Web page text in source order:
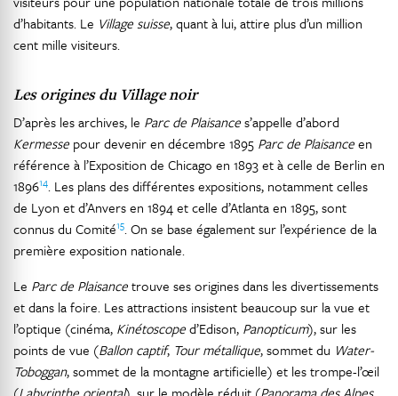
d’habitants. Le Village suisse, quant à lui, attire plus d’un million
cent mille visiteurs.
Les origines du Village noir
D’après les archives, le Parc de Plaisances’appelle d’abord
Kermesse pour devenir en décembre 1895 Parc de Plaisanceen
référence à l’Exposition de Chicago en 1893 et à celle de Berlin en
189614. Les plans des différentes expositions, notamment celles
de Lyon et d’Anvers en 1894 et celle d’Atlanta en 1895, sont
connus du Comité15. On se base également sur l’expérience de la
première exposition nationale.
Le Parc de Plaisancetrouve ses origines dans les divertissements
et dans la foire. Les attractions insistent beaucoup sur la vue et
l’optique (cinéma, Kinétoscoped’Edison, Panopticum), sur les
points de vue (Ballon captif, Tour métallique, sommet du Water-
Toboggan, sommet de la montagne artificielle) et les trompe-l’œil